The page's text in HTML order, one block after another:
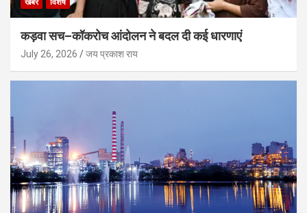
कड़वा सच–कॉकरोच आंदोलन ने बदल दी कई धारणाएं
July 26, 2026 जय प्रकाश राय